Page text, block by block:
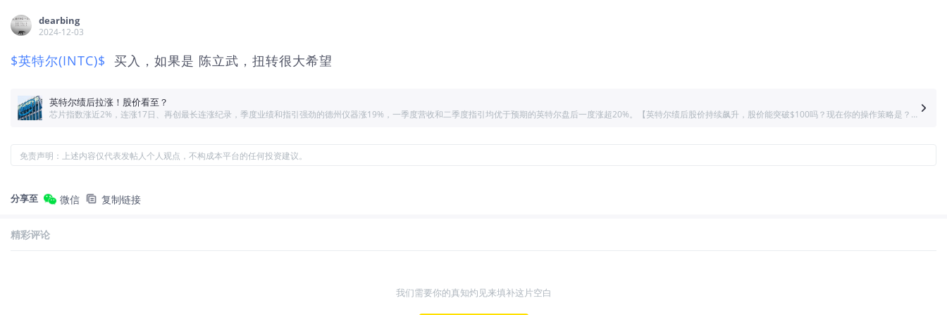
dearbing
2024-12-03
$英特尔(INTC)$ 买入，如果是 陈立武，扭转很大希望
英特尔绩后拉涨！股价看至？
芯片指数涨近2%，连涨17日、再创最长连涨纪录，季度业绩和指引强劲的德州仪器涨19%，一季度营收和二季度指引均优于预期的英特尔盘后一度涨超20%。【英特尔绩后股价持续飙升，股价能突破$100吗？现在你的操作策略是？】
免责声明：上述内容仅代表发帖人个人观点，不构成本平台的任何投资建议。
分享至 微信 复制链接
精彩评论
我们需要你的真知灼见来填补这片空白